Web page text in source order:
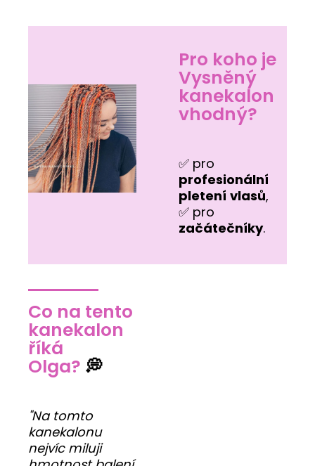
Pro koho je
Vysněný
kanekalon
vhodný?
✅ pro
profesionální
pletení vlasů,
✅ pro
začátečníky.
Co na tento
kanekalon
říká
Olga? 💭
"Na tomto
kanekalonu
nejvíc miluji